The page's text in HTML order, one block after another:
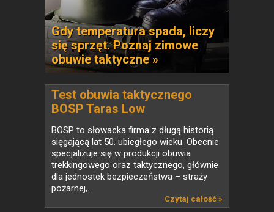
Gdy temperatura spada, liczy
się sprzęt. Poznaj zimowe
obuwie taktyczne »
Test obuwia taktycznego
BOSP Taras Low
BOSP to słowacka firma z długą historią
sięgającą lat 50. ubiegłego wieku. Obecnie
specjalizuje się w produkcji obuwia
trekkingowego oraz taktycznego, głównie
dla jednostek bezpieczeństwa – straży
pożarnej,...
Czytaj całość »